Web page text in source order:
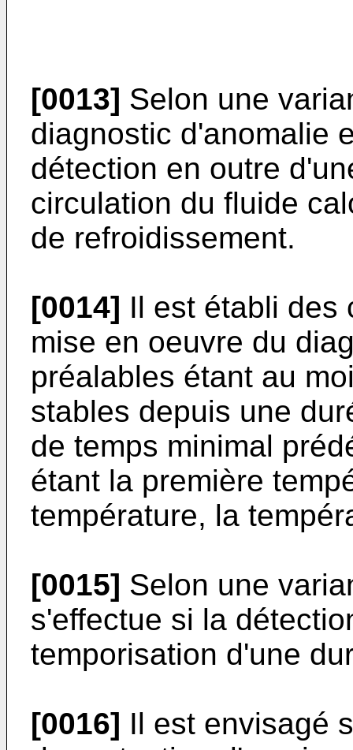
[0013] Selon une
diagnostic d'anomalie
détection en outre
circulation du fluide
de refroidissement.
[0014] Il est établi des
mise en oeuvre du
préalables étant au
stables depuis une
de temps minimal
étant la première
température, la
[0015] Selon une
s'effectue si la
temporisation d'une
[0016] Il est envisagé